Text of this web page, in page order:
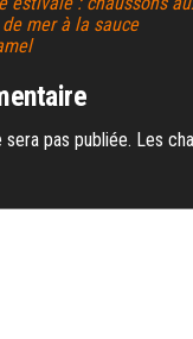
mer à la sauce
pas publiée. Les